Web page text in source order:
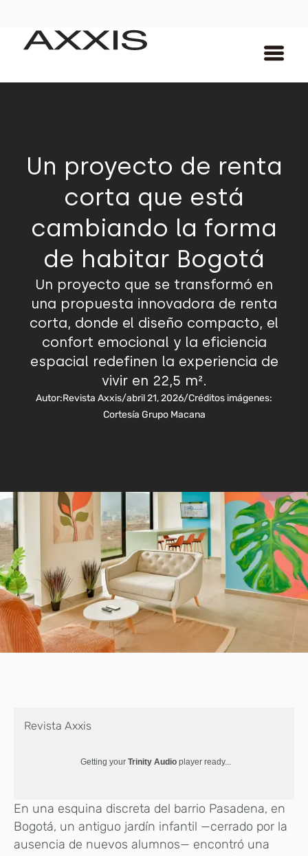
Un proyecto de renta
corta que está
cambiando la forma
de habitar Bogotá
Un proyecto que se transformó en
una propuesta innovadora de renta
corta, donde el diseño compacto, el
confort emocional y la eficiencia
espacial redefinen la experiencia de
vivir en 22,5 m².
Autor:Revista Axxis/abril 21, 2026/Créditos imágenes:
Cortesía Grupo Macana
Revista Axxis
Getting your Trinity Audio player ready...
En una esquina discreta del barrio Pasadena, en
Bogotá, un antiguo jardín infantil —cerrado por la
ausencia de nuevos alumnos— encontró una